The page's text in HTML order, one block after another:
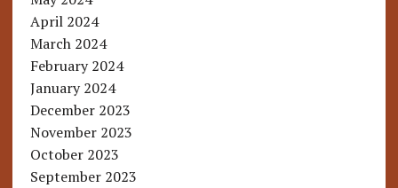
April 2024
March 2024
February 2024
January 2024
December 2023
November 2023
October 2023
September 2023